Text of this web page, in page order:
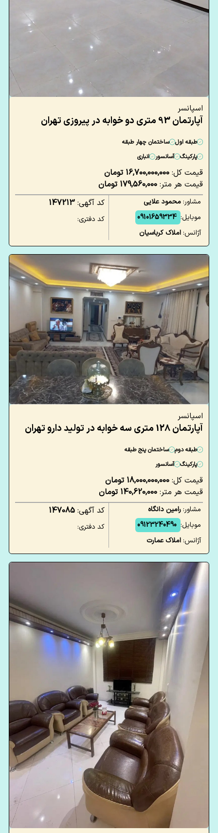
اسپانسر
آپارتمان 93 متری دو خوابه در پیروزی تهران
طبقه اول
ساختمان چهار طبقه
پارکینگ
آسانسور انباری
قیمت کل: 16,700,000,000 تومان
قیمت هر متر: 179,560,000 تومان
مشاور:محمود علایی
موبایل: 09101659334
آژانس:املاک کرباسیان
کد آگهی: 147213
کد دفتری:
اسپانسر
آپارتمان 128 متری سه خوابه در تولید دارو تهران
طبقه دوم
ساختمان پنج طبقه
پارکینگ
آسانسور
قیمت کل: 18,000,000,000 تومان
قیمت هر متر: 140,620,000 تومان
مشاور:رامین دانگاه
موبایل: 09123240490
آژانس:املاک عمارت
کد آگهی: 147085
کد دفتری: